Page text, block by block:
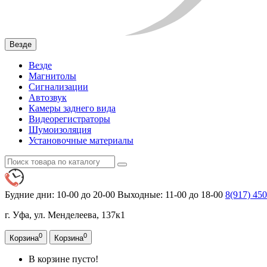
Везде
Везде
Магнитолы
Сигнализации
Автозвук
Камеры заднего вида
Видеорегистраторы
Шумоизоляция
Установочные материалы
Будние дни: 10-00 до 20-00 Выходные: 11-00 до 18-00 8(917)
г. Уфа, ул. Менделеева, 137к1
Корзина0 Корзина0
В корзине пусто!